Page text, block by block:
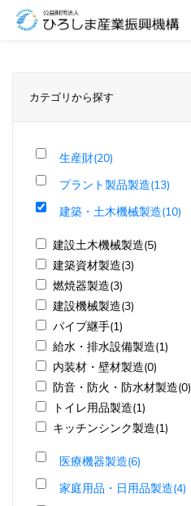
カテゴリから探す
生産財(20)
プラント製品製造(13)
建築・土木機械製造(10)
建設土木機械製造(5)
建築資材製造(3)
燃焼器製造(3)
建設機械製造(3)
パイプ継手(1)
給水・排水設備製造(1)
内装材・壁材製造(0)
防音・防火・防水材製造(0)
トイレ用品製造(1)
キッチンシンク製造(1)
医療機器製造(6)
家庭用品・日用品製造(4)